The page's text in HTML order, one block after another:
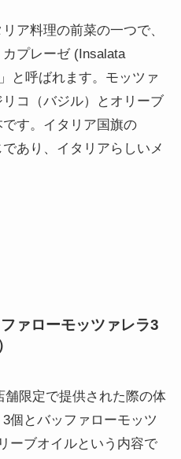
ア料理の前菜の一つで、
プレーゼ (Insalata
と呼ばれます。モッツァ
コ（バジル）とオリーブ
す。イタリア国旗の
あり、イタリアらしいメ
ァローモッツァレラ3
舗限定で提供された際の体
個とバッファローモッツ
ーブオイルという内容で